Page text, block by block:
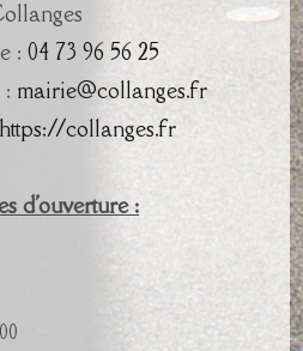
: 04 73 96 56 25
mairie@collanges.fr
https://collanges.fr
d'ouverture :